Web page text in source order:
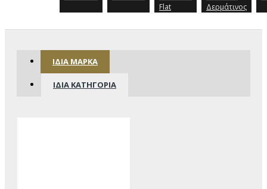
Flat
Δερμάτινος
ΊΔΙΑ ΜΆΡΚΑ
ΊΔΙΑ ΚΑΤΗΓΟΡΊΑ